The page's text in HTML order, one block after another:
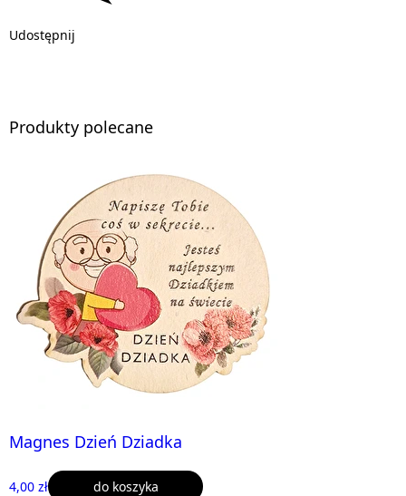
Udostępnij
Produkty polecane
Magnes Dzień Dziadka
4,00 zł do koszyka